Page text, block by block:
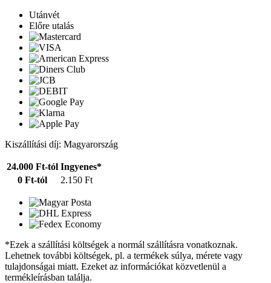
Utánvét
Előre utalás
Kiszállítási díj: Magyarország
24.000 Ft-tól Ingyenes*
0 Ft-tól
2.150 Ft
*Ezek a szállítási költségek a normál szállításra vonatkoznak.
Lehetnek további költségek, pl. a termékek súlya, mérete vagy
tulajdonságai miatt. Ezeket az információkat közvetlenül a
termékleírásban találja.